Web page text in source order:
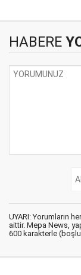
HABERE
UYARI: Yorumların
aittir. Mepa News,
600 karakterle